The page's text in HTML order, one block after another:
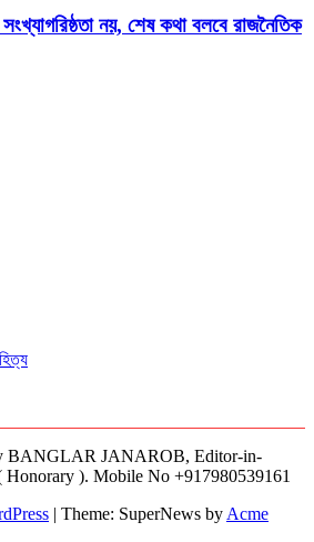
নয়, শেষ কথা বলবে রাজনৈতিক
BANGLAR JANAROB, Editor-in-
Honorary ). Mobile No +917980539161
| Theme: SuperNews by Acme